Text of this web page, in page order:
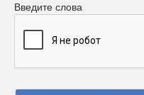
Введите слова